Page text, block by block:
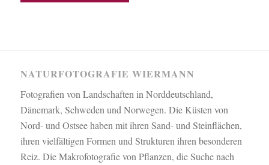
NATURFOTOGRAFIE WIERMANN
Fotografien von Landschaften in Norddeutschland,
Dänemark, Schweden und Norwegen. Die Küsten von
Nord- und Ostsee haben mit ihren Sand- und Steinflächen,
ihren vielfältigen Formen und Strukturen ihren besonderen
Reiz. Die Makrofotografie von Pflanzen, die Suche nach